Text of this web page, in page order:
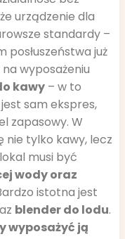
urządzenie dla
standardy –
już
wyposażeniu
kawy – w to
sam ekspres,
zapasowy. W
nie tylko kawy, lecz
musi być
wody oraz
istotna jest
blender do lodu.
wyposażyć ją